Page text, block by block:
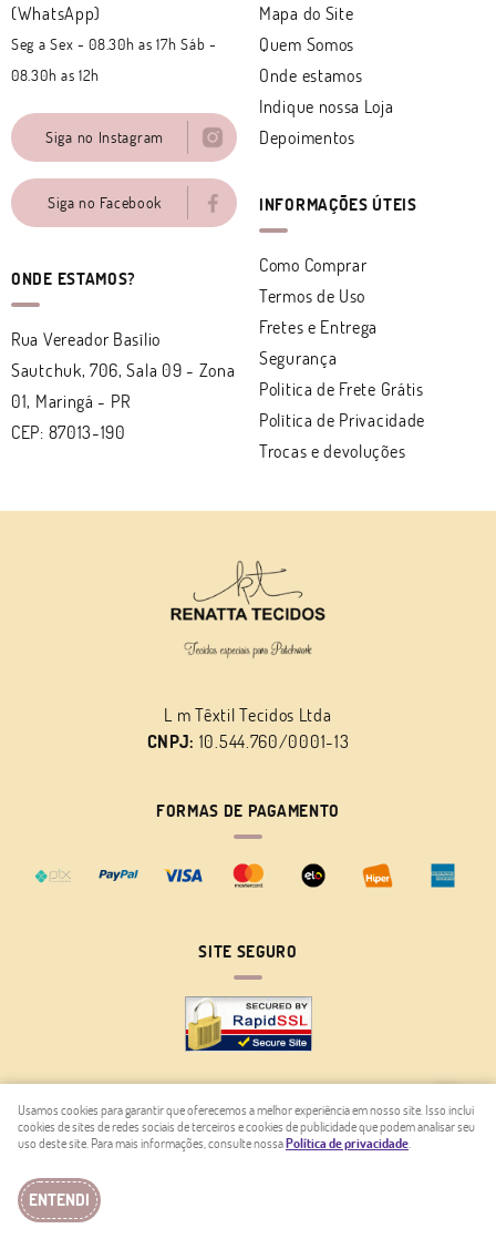
(WhatsApp)
Seg a Sex - 08.30h as 17h Sáb -
08.30h as 12h
Siga no Instagram
Siga no Facebook
ONDE ESTAMOS?
Rua Vereador Basílio
Sautchuk, 706, Sala 09 - Zona
01, Maringá - PR
CEP: 87013-190
Mapa do Site
Quem Somos
Onde estamos
Indique nossa Loja
Depoimentos
INFORMAÇÕES ÚTEIS
Como Comprar
Termos de Uso
Fretes e Entrega
Segurança
Politica de Frete Grátis
Política de Privacidade
Trocas e devoluções
L m Têxtil Tecidos Ltda
CNPJ: 10.544.760/0001-13
FORMAS DE PAGAMENTO
SITE SEGURO
LOJA VIRTUAL CRIADA POR
Usamos cookies para garantir que oferecemos a melhor experiência em nosso site. Isso inclui
cookies de sites de redes sociais de terceiros e cookies de publicidade que podem analisar seu
uso deste site. Para mais informações, consulte nossaPolítica de privacidade.
ENTENDI